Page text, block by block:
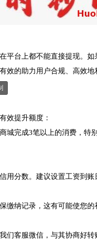
平台上都不能直接提现。
效的助力用户合规、高效地
效提升额度：
城完成3笔以上的消费，特
用分数。建议设置工资到账
缴纳记录，这有可能使您的
们客服微信，与其协商好